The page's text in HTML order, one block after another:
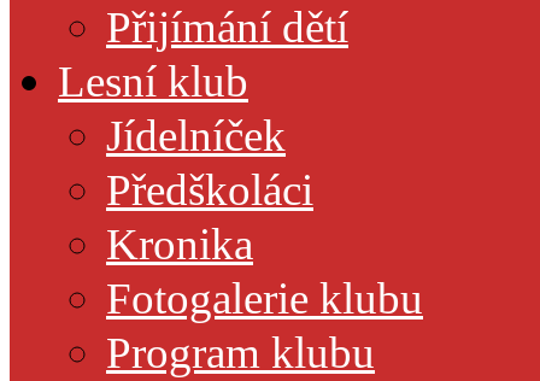
Přijímání dětí
Lesní klub
Jídelníček
Předškoláci
Kronika
Fotogalerie klubu
Program klubu